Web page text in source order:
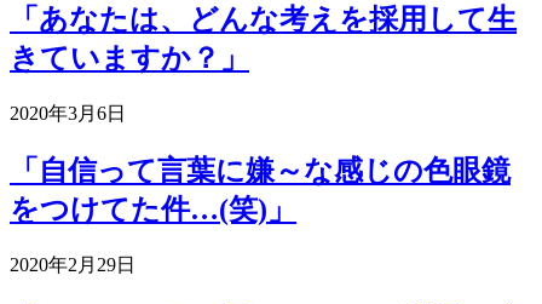
「あなたは、どんな考えを採用して生
きていますか？」
2020年3月6日
「自信って言葉に嫌～な感じの色眼鏡
をつけてた件…(笑)」
2020年2月29日